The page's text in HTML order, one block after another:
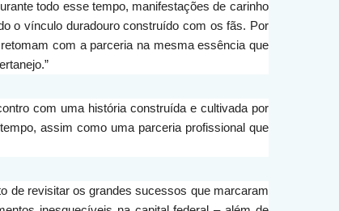
todo esse tempo, manifestações de carinho
o vínculo duradouro construído com os fãs. Por
com a parceria na mesma essência que
com uma história construída e cultivada por
assim como uma parceria profissional que
de revisitar os grandes sucessos que marcaram